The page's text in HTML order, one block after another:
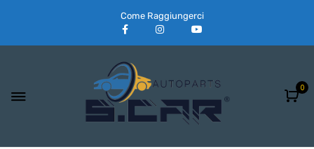
Come Raggiungerci
0